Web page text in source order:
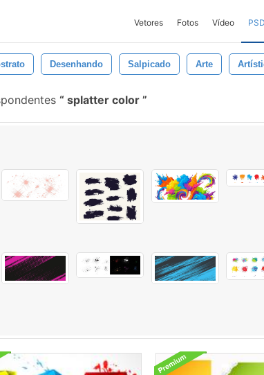
Vetores Fotos Vídeo PSD
Desenhando Salpicado Arte
splatter color